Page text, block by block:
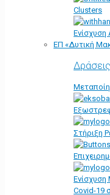
Clusters
ΕΠ «Δυτική
Στήριξη
Covid-19